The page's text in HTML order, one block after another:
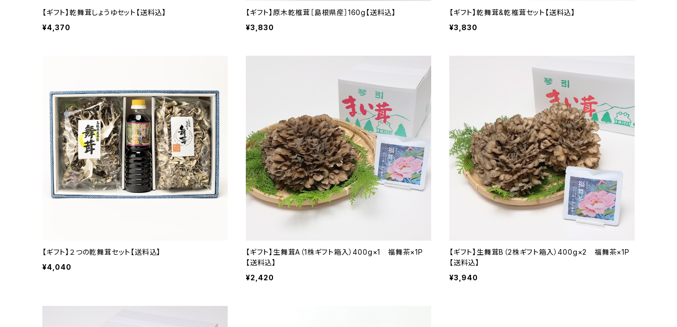
【ギフト】乾舞茸しょうゆセット【送料込】
¥4,370
【ギフト】原木乾椎茸［島根県産］160g【送料込】
¥3,830
【ギフト】乾舞茸&乾椎茸セット【送料込】
¥3,830
【ギフト】２つの乾舞茸セット【送料込】
¥4,040
【ギフト】生舞茸A（1株ギフト箱入）400g×1 福舞茶×1P
【送料込】
¥2,420
【ギフト】生舞茸B（2株ギフト箱入）400g×2 福舞茶×1P
【送料込】
¥3,940